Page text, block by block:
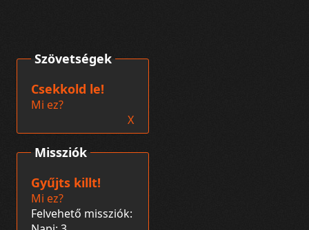
Missziók
Gyűjts killt!
Mi ez?
Felvehető missziók:
Szövetségek
Csekkold le!
Mi ez?
X